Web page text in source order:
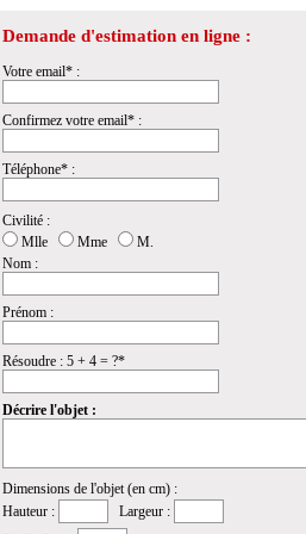
Demande d'estimation en ligne :
Votre email* :
Confirmez votre email* :
Téléphone* :
Civilité :
Mlle
Mme
M.
Nom :
Prénom :
Résoudre : 5 + 4 = ?*
Décrire l'objet :
Dimensions de l'objet (en cm) :
Hauteur :
Largeur :